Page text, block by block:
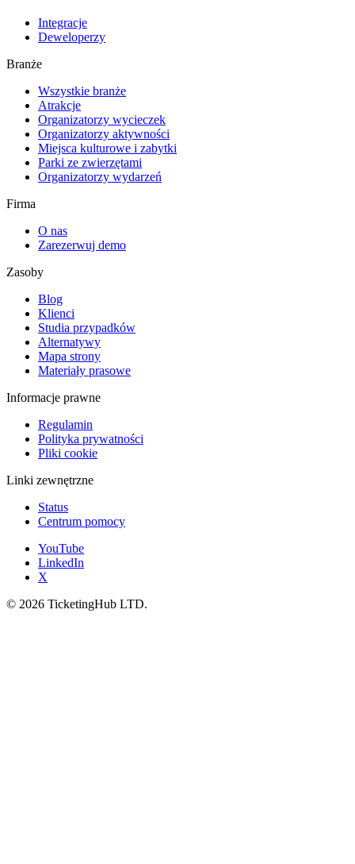
Integracje
Deweloperzy
Branże
Wszystkie branże
Atrakcje
Organizatorzy wycieczek
Organizatorzy aktywności
Miejsca kulturowe i zabytki
Parki ze zwierzętami
Organizatorzy wydarzeń
Firma
O nas
Zarezerwuj demo
Zasoby
Blog
Klienci
Studia przypadków
Alternatywy
Mapa strony
Materiały prasowe
Informacje prawne
Regulamin
Polityka prywatności
Pliki cookie
Linki zewnętrzne
Status
Centrum pomocy
YouTube
LinkedIn
X
© 2026 TicketingHub LTD.